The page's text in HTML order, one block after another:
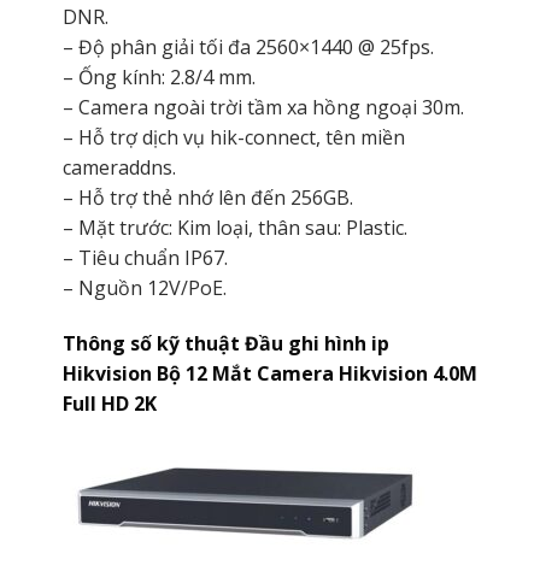
DNR.
– Độ phân giải tối đa 2560×1440 @ 25fps.
– Ống kính: 2.8/4 mm.
– Camera ngoài trời tầm xa hồng ngoại 30m.
– Hỗ trợ dịch vụ hik-connect, tên miền
cameraddns.
– Hỗ trợ thẻ nhớ lên đến 256GB.
– Mặt trước: Kim loại, thân sau: Plastic.
– Tiêu chuẩn IP67.
– Nguồn 12V/PoE.
Thông số kỹ thuật Đầu ghi hình ip
Hikvision Bộ 12 Mắt Camera Hikvision 4.0M
Full HD 2K